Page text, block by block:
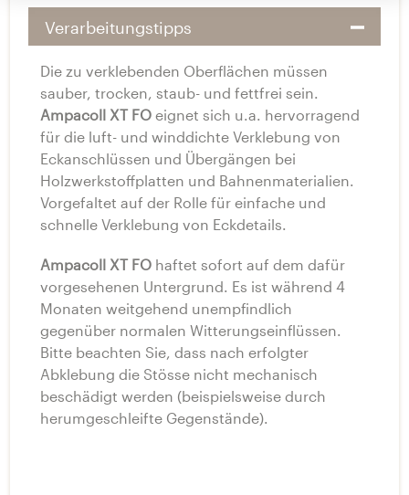
Verarbeitungstipps
Die zu verklebenden Oberflächen müssen
sauber, trocken, staub- und fettfrei sein.
Ampacoll XT FO eignet sich u.a. hervorragend
für die luft- und winddichte Verklebung von
Eckanschlüssen und Übergängen bei
Holzwerkstoffplatten und Bahnenmaterialien.
Vorgefaltet auf der Rolle für einfache und
schnelle Verklebung von Eckdetails.
Ampacoll XT FO haftet sofort auf dem dafür
vorgesehenen Untergrund. Es ist während 4
Monaten weitgehend unempfindlich
gegenüber normalen Witterungseinflüssen.
Bitte beachten Sie, dass nach erfolgter
Abklebung die Stösse nicht mechanisch
beschädigt werden (beispielsweise durch
herumgeschleifte Gegenstände).